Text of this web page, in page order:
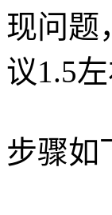
现问题
议1.5
步骤如